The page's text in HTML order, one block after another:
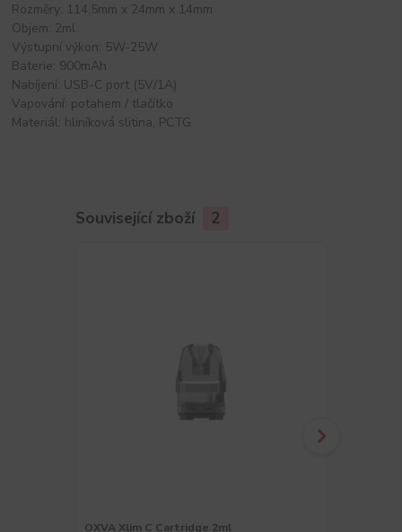
Rozměry: 114,5mm x 24mm x 14mm
Objem: 2ml
Výstupní výkon: 5W-25W
Baterie: 900mAh
Nabíjení: USB-C port (5V/1A)
Vapování: potahem / tlačítko
Materiál: hliníková slitina, PCTG
Související zboží 2
OXVA Xlim C Cartridge 2ml